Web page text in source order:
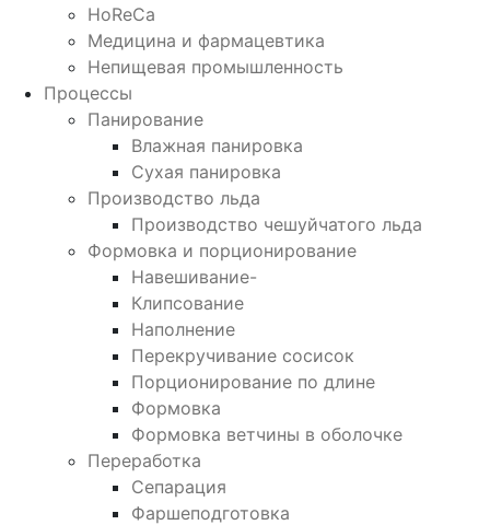
HoReCa
Медицина и фармацевтика
Непищевая промышленность
Процессы
Панирование
Влажная панировка
Сухая панировка
Производство льда
Производство чешуйчатого льда
Формовка и порционирование
Навешивание-
Клипсование
Наполнение
Перекручивание сосисок
Порционирование по длине
Формовка
Формовка ветчины в оболочке
Переработка
Сепарация
Фаршеподготовка